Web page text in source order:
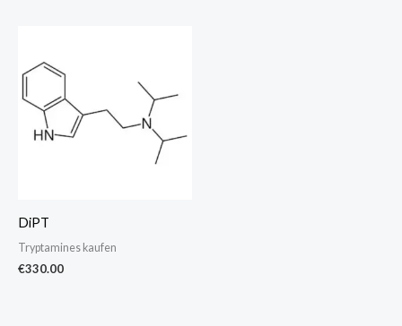
DiPT
Tryptamines kaufen
€330.00